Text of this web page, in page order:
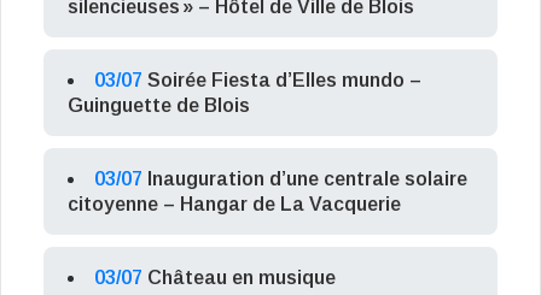
silencieuses » – Hôtel de Ville de Blois
03/07 Soirée Fiesta d’Elles mundo –
Guinguette de Blois
03/07 Inauguration d’une centrale solaire
citoyenne – Hangar de La Vacquerie
03/07 Château en musique